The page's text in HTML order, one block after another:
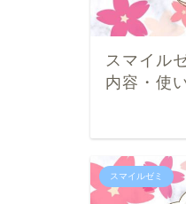
スマイル
内容・使
スマイルゼミ